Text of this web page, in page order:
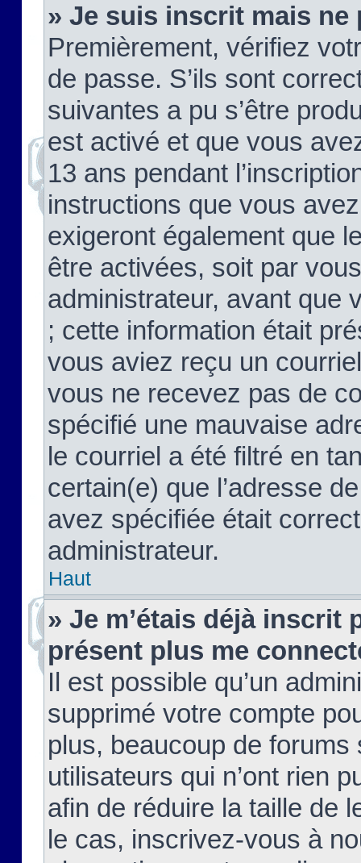
» Je suis inscrit mais ne
Premièrement, vérifiez
de passe. S’ils sont
suivantes a pu s’être
est activé et que vous
13 ans pendant
instructions que vous
exigeront également que
être activées, soit par
administrateur, avant que
; cette information était
vous aviez reçu un
vous ne recevez pas de
spécifié une mauvaise
le courriel a été filtré en
certain(e) que l’adresse
avez spécifiée était
administrateur.
Haut
» Je m’étais déjà inscrit
présent plus me
Il est possible qu’un
supprimé votre compte
plus, beaucoup de
utilisateurs qui n’ont rien
afin de réduire la taille de
le cas, inscrivez-vous à